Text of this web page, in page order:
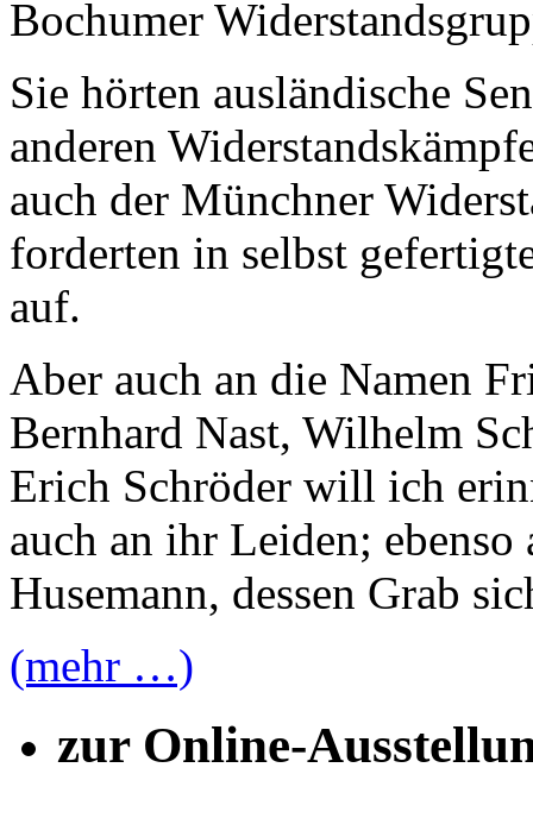
Bochumer
Sie hörten ausländische
anderen
auch der Münchner
forderten in selbst
auf.
Aber auch an die Namen
Bernhard Nast, Wilhelm
Erich Schröder will ich
auch an ihr Leiden;
Husemann, dessen Grab
(mehr …)
zur Online-